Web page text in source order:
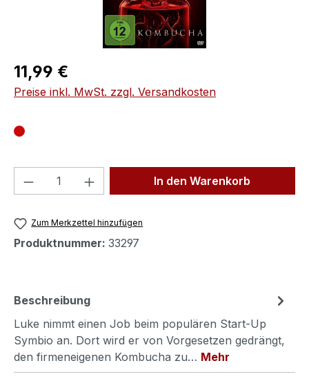
Regulärer Preis:
11,99 €
Preise inkl. MwSt. zzgl. Versandkosten
Produkt Anzahl: Gib denIn den Warenkorb
Zum Merkzettel hinzufügen
Produktnummer: 33297
Beschreibung
Luke nimmt einen Job beim populären Start-Up
Symbio an. Dort wird er von Vorgesetzen gedrängt,
den firmeneigenen Kombucha zu… Mehr